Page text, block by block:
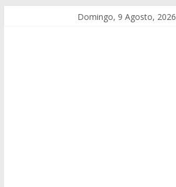
Domingo, 9 Agosto, 2026